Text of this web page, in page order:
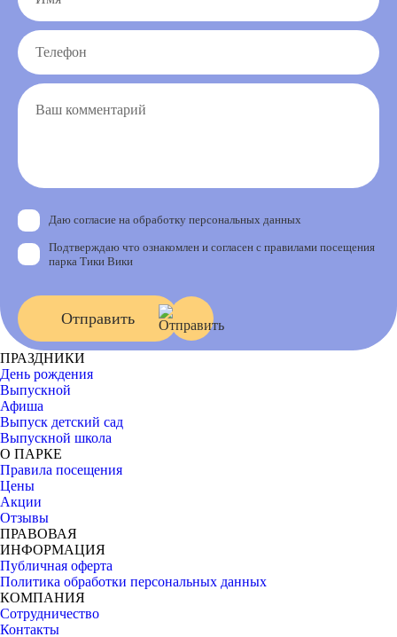
Даю согласие на обработку персональных данных
Подтверждаю что ознакомлен и согласен с правилами посещения
парка Тики Вики
Отправить
ПРАЗДНИКИ
День рождения
Выпускной
Афиша
Выпуск детский сад
Выпускной школа
О ПАРКЕ
Правила посещения
Цены
Акции
Отзывы
ПРАВОВАЯ
ИНФОРМАЦИЯ
Публичная оферта
Политика обработки персональных данных
КОМПАНИЯ
Сотрудничество
Контакты